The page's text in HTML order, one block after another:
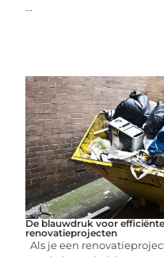
...
De blauwdruk voor
renovatieprojecten
Als je een